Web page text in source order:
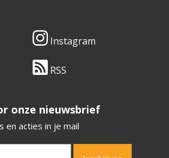
Instagram
RSS
onze nieuwsbrief
en acties in je mail